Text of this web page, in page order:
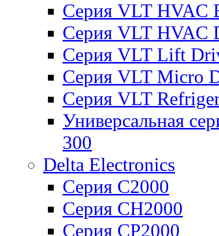
Серия VLT HVAC
Серия VLT HVAC
Серия VLT Lift
Серия VLT Micro
Серия VLT
Универсальная
300
Delta Electronics
Серия C2000
Серия CH2000
Серия CP2000